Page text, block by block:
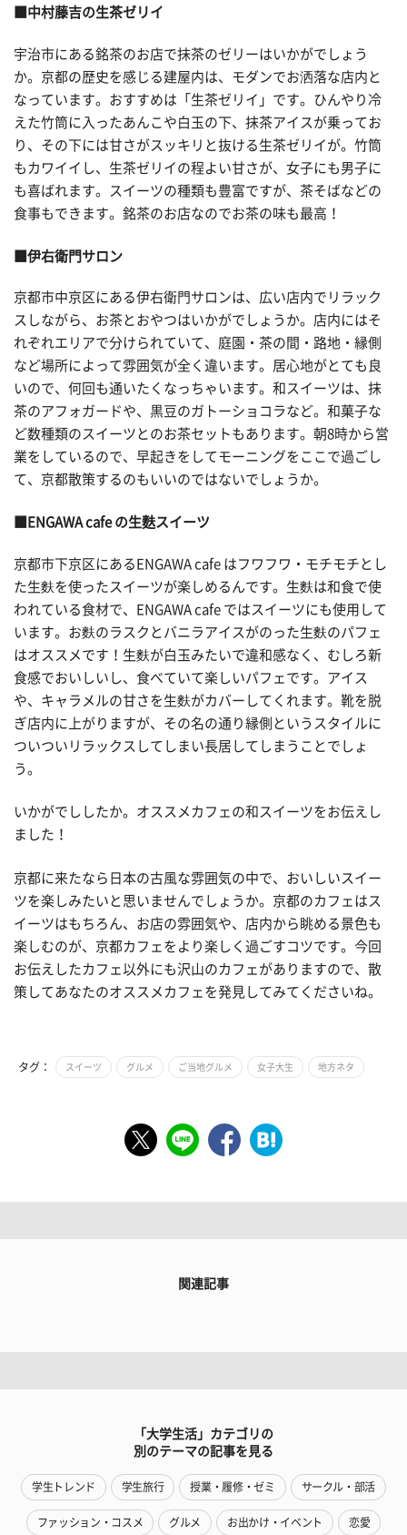
■中村藤吉の生茶ゼリイ
宇治市にある銘茶のお店で抹茶のゼリーはいかがでしょう
か。京都の歴史を感じる建屋内は、モダンでお洒落な店内と
なっています。おすすめは「生茶ゼリイ」です。ひんやり冷
えた竹筒に入ったあんこや白玉の下、抹茶アイスが乗ってお
り、その下には甘さがスッキリと抜ける生茶ゼリイが。竹筒
もカワイイし、生茶ゼリイの程よい甘さが、女子にも男子に
も喜ばれます。スイーツの種類も豊富ですが、茶そばなどの
食事もできます。銘茶のお店なのでお茶の味も最高！
■伊右衛門サロン
京都市中京区にある伊右衛門サロンは、広い店内でリラック
スしながら、お茶とおやつはいかがでしょうか。店内にはそ
れぞれエリアで分けられていて、庭園・茶の間・路地・縁側
など場所によって雰囲気が全く違います。居心地がとても良
いので、何回も通いたくなっちゃいます。和スイーツは、抹
茶のアフォガードや、黒豆のガトーショコラなど。和菓子な
ど数種類のスイーツとのお茶セットもあります。朝8時から営
業をしているので、早起きをしてモーニングをここで過ごし
て、京都散策するのもいいのではないでしょうか。
■ENGAWA cafe の生麩スイーツ
京都市下京区にあるENGAWA cafe はフワフワ・モチモチとし
た生麩を使ったスイーツが楽しめるんです。生麩は和食で使
われている食材で、ENGAWA cafe ではスイーツにも使用して
います。お麩のラスクとバニラアイスがのった生麩のパフェ
はオススメです！生麩が白玉みたいで違和感なく、むしろ新
食感でおいしいし、食べていて楽しいパフェです。アイス
や、キャラメルの甘さを生麩がカバーしてくれます。靴を脱
ぎ店内に上がりますが、その名の通り縁側というスタイルに
ついついリラックスしてしまい長居してしまうことでしょ
う。
いかがでししたか。オススメカフェの和スイーツをお伝えし
ました！
京都に来たなら日本の古風な雰囲気の中で、おいしいスイー
ツを楽しみたいと思いませんでしょうか。京都のカフェはス
イーツはもちろん、お店の雰囲気や、店内から眺める景色も
楽しむのが、京都カフェをより楽しく過ごすコツです。今回
お伝えしたカフェ以外にも沢山のカフェがありますので、散
策してあなたのオススメカフェを発見してみてくださいね。
タグ： スイーツ グルメ ご当地グルメ 女子大生 地方ネタ
関連記事
「大学生活」カテゴリの
別のテーマの記事を見る
学生トレンド 学生旅行 授業・履修・ゼミ サークル・部活
ファッション・コスメ グルメ お出かけ・イベント 恋愛